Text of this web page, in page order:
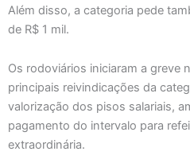
Além disso, a categoria pede
de R$ 1 mil.
Os rodoviários iniciaram a greve
principais reivindicações da
valorização dos pisos salariais,
pagamento do intervalo para
extraordinária.